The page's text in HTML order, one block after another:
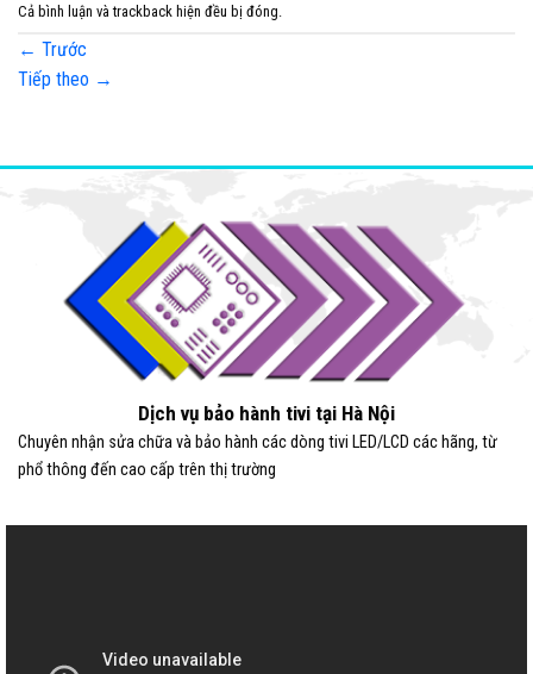
Cả bình luận và trackback hiện đều bị đóng.
← Trước
Tiếp theo →
Dịch vụ bảo hành tivi tại Hà Nội
Chuyên nhận sửa chữa và bảo hành các dòng tivi LED/LCD các hãng, từ
phổ thông đến cao cấp trên thị trường